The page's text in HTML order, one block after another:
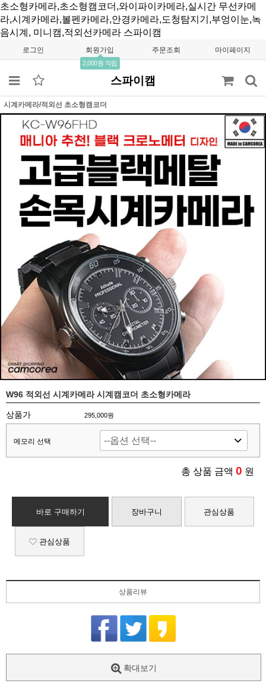
초소형카메라,초소형캠코더,와이파이카메라,실시간 무선카메
라,시계카메라,볼펜카메라,안경카메라,도청탐지기,부엉이눈,녹
음시계, 미니캠,적외선카메라 스파이캠
로그인 회원가입
2,000원 적립
주문조회 마이페이지
스파이캠
시계카메라/적외선 초소형캠코더
W96 적외선 시계카메라 시계캠코더 초소형카메라
상품가 295,000원
메모리 선택
총 상품 금액 0 원
바로 구매하기 장바구니 관심상품
관심상품
상품리뷰
확대보기